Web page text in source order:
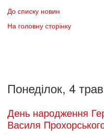
До списку новин
На головну сторінку
Понеділок, 4
День народження
Василя